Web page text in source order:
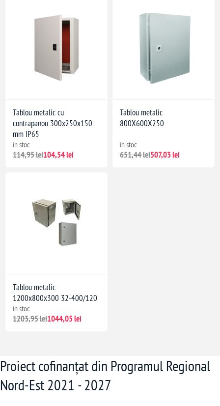
Tablou metalic cu
contrapanou 300x250x150
mm IP65
în stoc
114,95 lei104,54 lei
Tablou metalic
800X600X250
în stoc
651,44 lei507,03 lei
Tablou metalic
1200x800x300 32-400/120
în stoc
1203,95 lei1044,05 lei
Proiect cofinanțat din Programul Regional
Nord-Est 2021 - 2027